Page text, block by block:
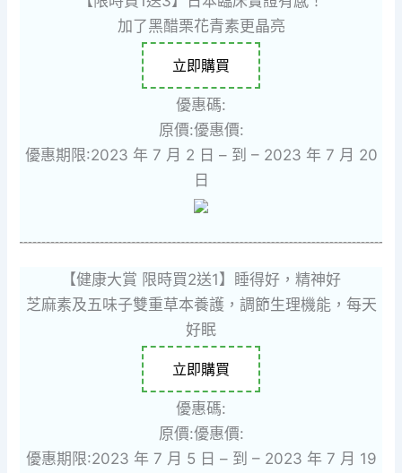
加了黑醋栗花青素更晶亮
立即購買
優惠碼:
原價:優惠價:
優惠期限:2023 年 7 月 2 日 – 到 – 2023 年 7 月 20
日
【健康大賞 限時買2送1】睡得好，精神好
芝麻素及五味子雙重草本養護，調節生理機能，每天
好眠
立即購買
優惠碼:
原價:優惠價:
優惠期限:2023 年 7 月 5 日 – 到 – 2023 年 7 月 19